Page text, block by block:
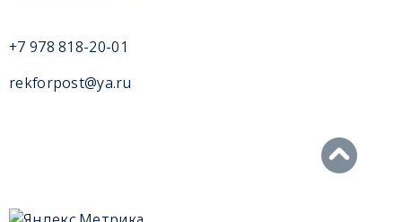
+7 978 818-20-01
rekforpost@ya.ru